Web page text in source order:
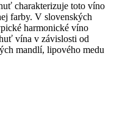
charakterizuje toto víno
farby. V slovenských
harmonické víno
vína v závislosti od
mandlí, lipového medu